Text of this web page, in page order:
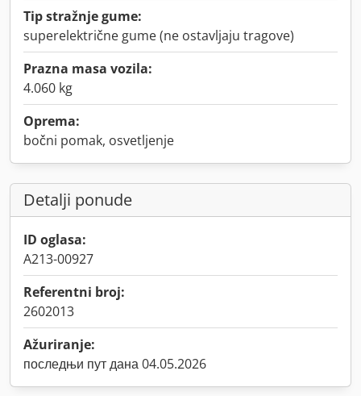
Tip stražnje gume:
superelektrične gume (ne ostavljaju tragove)
Prazna masa vozila:
4.060 kg
Oprema:
bočni pomak, osvetljenje
Detalji ponude
ID oglasa:
A213-00927
Referentni broj:
2602013
Ažuriranje:
последњи пут дана 04.05.2026